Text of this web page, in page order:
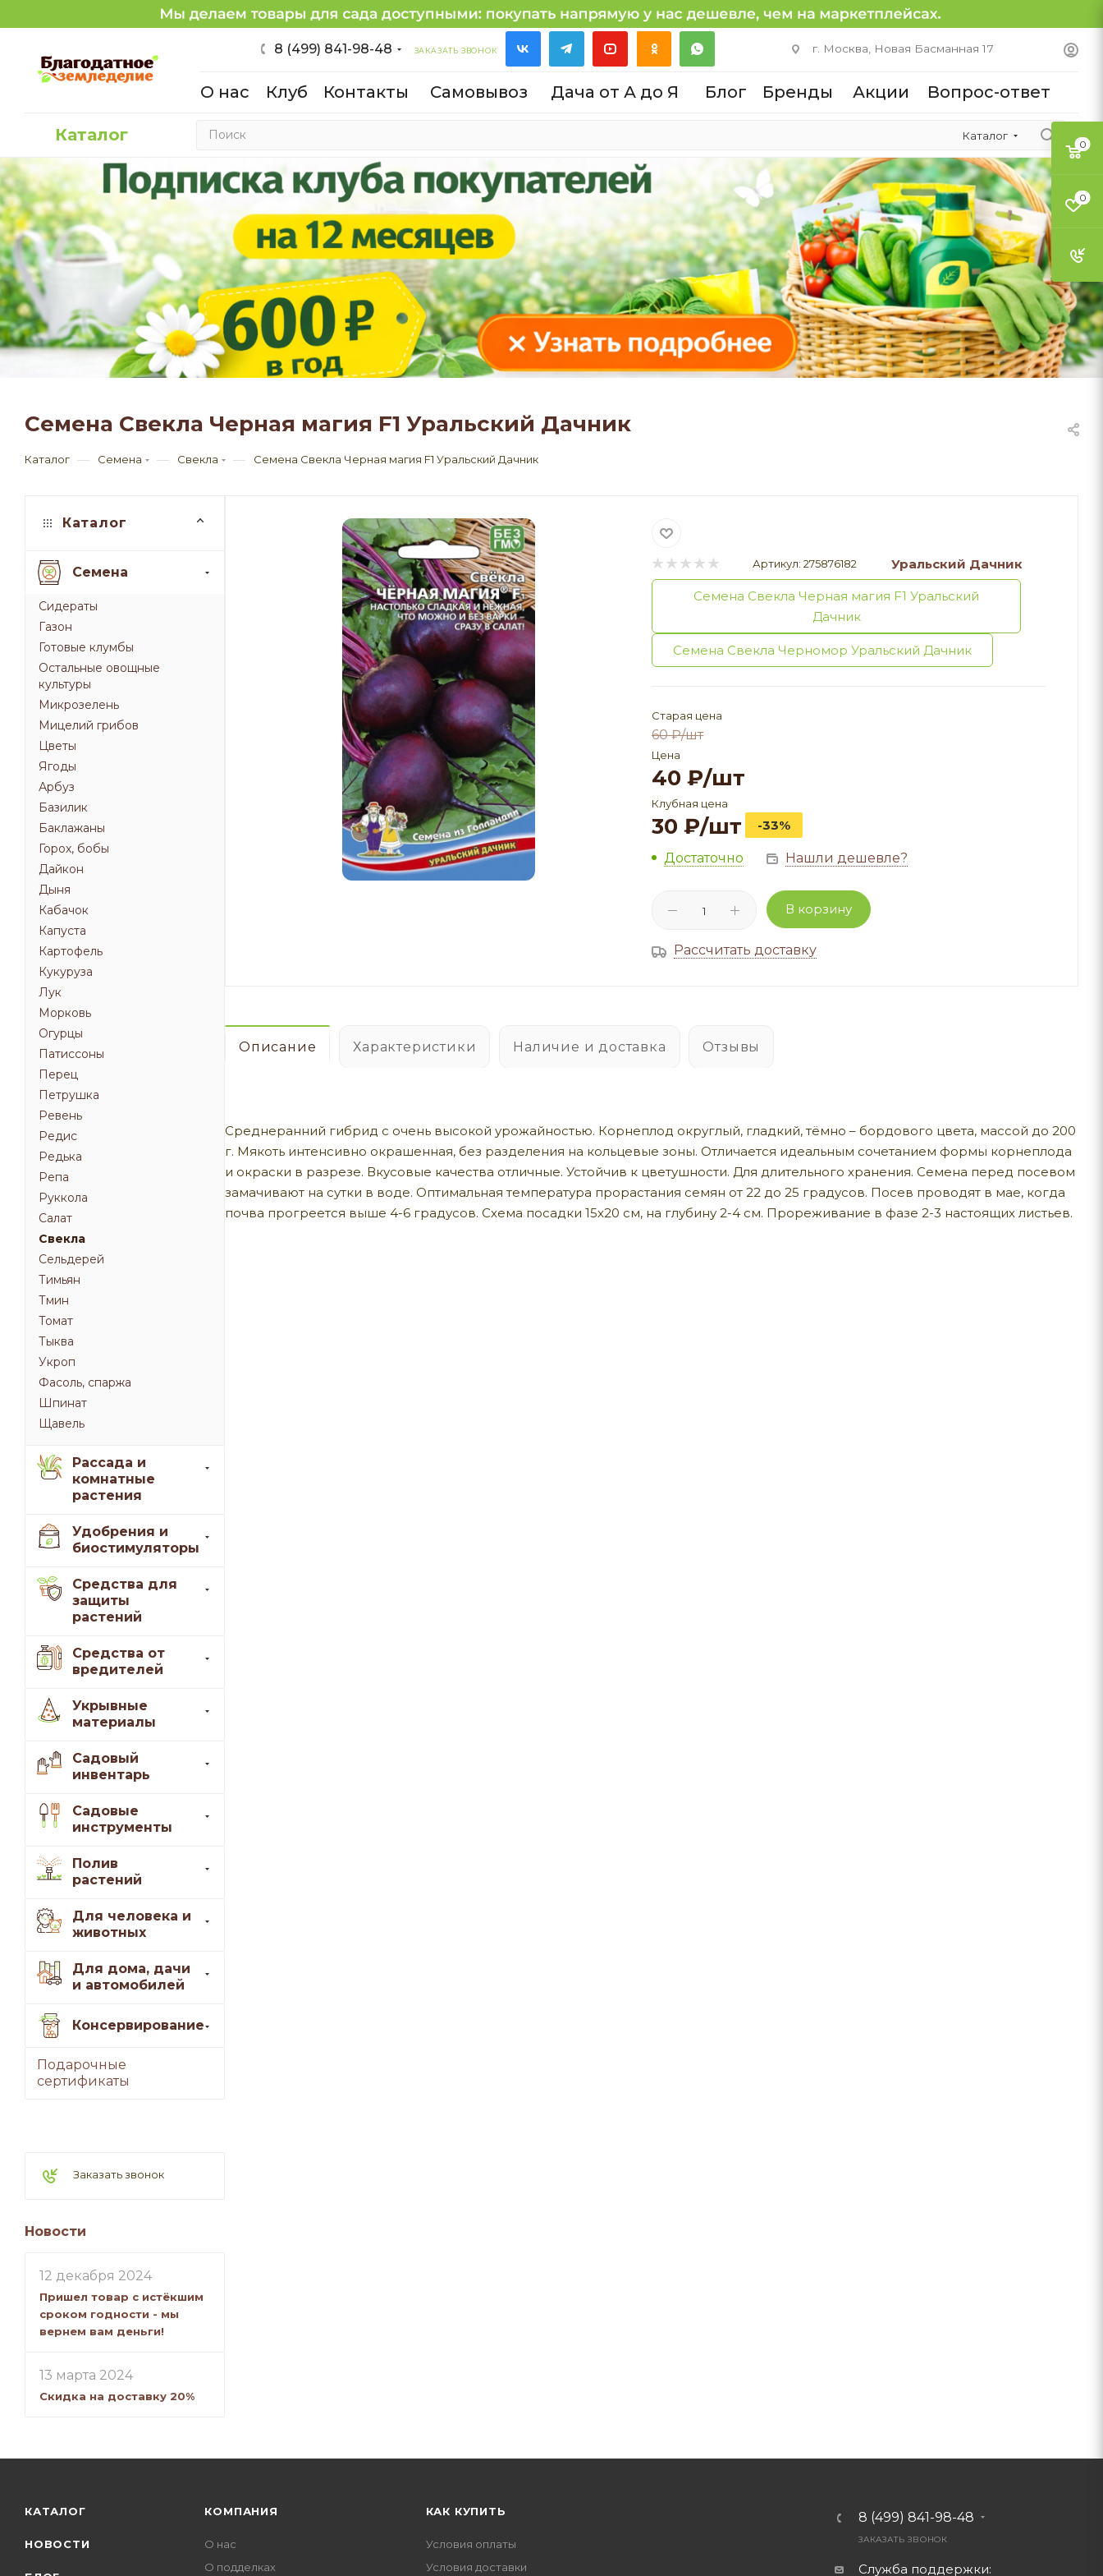
8 (499) 841-98-48 ЗАКАЗАТЬ ЗВОНОК г. Москва, Новая Басманная 17
О нас Клуб Контакты Самовывоз Дача от А до Я Блог Бренды Акции Вопрос-ответ
Каталог Каталог
Семена Свекла Черная магия F1 Уральский Дачник
Каталог — Семена — Свекла — Семена Свекла Черная магия F1 Уральский Дачник
Артикул: 275876182 Уральский Дачник
Семена Свекла Черная магия F1 Уральский
Дачник
Семена Свекла Черномор Уральский Дачник
Старая цена
60₽/шт
Цена
40 ₽/шт
Клубная цена
30 ₽/шт -33%
Достаточно Нашли дешевле?
В корзину
Рассчитать доставку
Описание Характеристики Наличие и доставка Отзывы
Среднеранний гибрид с очень высокой урожайностью. Корнеплод округлый, гладкий, тёмно – бордового цвета, массой до 200
г. Мякоть интенсивно окрашенная, без разделения на кольцевые зоны. Отличается идеальным сочетанием формы корнеплода
и окраски в разрезе. Вкусовые качества отличные. Устойчив к цветушности. Для длительного хранения. Семена перед посевом
замачивают на сутки в воде. Оптимальная температура прорастания семян от 22 до 25 градусов. Посев проводят в мае, когда
почва прогреется выше 4-6 градусов. Схема посадки 15х20 см, на глубину 2-4 см. Прореживание в фазе 2-3 настоящих листьев.
Каталог
Семена
Сидераты
Газон
Готовые клумбы
Остальные овощные
культуры
Микрозелень
Мицелий грибов
Цветы
Ягоды
Арбуз
Базилик
Баклажаны
Горох, бобы
Дайкон
Дыня
Кабачок
Капуста
Картофель
Кукуруза
Лук
Морковь
Огурцы
Патиссоны
Перец
Петрушка
Ревень
Редис
Редька
Репа
Руккола
Салат
Свекла
Сельдерей
Тимьян
Тмин
Томат
Тыква
Укроп
Фасоль, спаржа
Шпинат
Щавель
Рассада и
комнатные
растения
Удобрения и
биостимуляторы
Средства для
защиты
растений
Средства от
вредителей
Укрывные
материалы
Садовый
инвентарь
Садовые
инструменты
Полив
растений
Для человека и
животных
Для дома, дачи
и автомобилей
Консервирование
Подарочные
сертификаты
Заказать звонок
Новости
12 декабря 2024
Пришел товар с истёкшим
сроком годности - мы
вернем вам деньги!
13 марта 2024
Скидка на доставку 20%
КАТАЛОГ
НОВОСТИ
КОМПАНИЯ
О нас
О подделках
КАК КУПИТЬ
Условия оплаты
Условия доставки
8 (499) 841-98-48
ЗАКАЗАТЬ ЗВОНОК
Служба поддержки:
0
0